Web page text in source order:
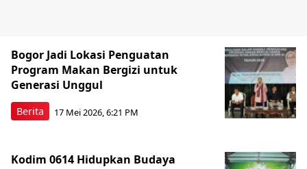
Berita
Bogor Jadi Lokasi Penguatan
Program Makan Bergizi untuk
Generasi Unggul
17 Mei 2026, 6:21 PM
Kodim 0614 Hidupkan Budaya